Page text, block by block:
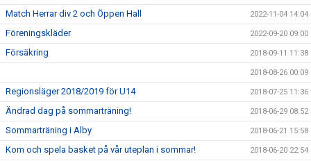
Match Herrar div 2 och Öppen Hall 2022-11-04 14:04
Föreningskläder 2022-09-20 09:00
Försäkring 2018-09-11 11:38
2018-08-26 00:09
Regionsläger 2018/2019 för U14 2018-07-25 11:36
Ändrad dag på sommarträning! 2018-06-29 08:52
Sommarträning i Alby 2018-06-21 15:58
Kom och spela basket på vår uteplan i sommar! 2018-06-20 22:54